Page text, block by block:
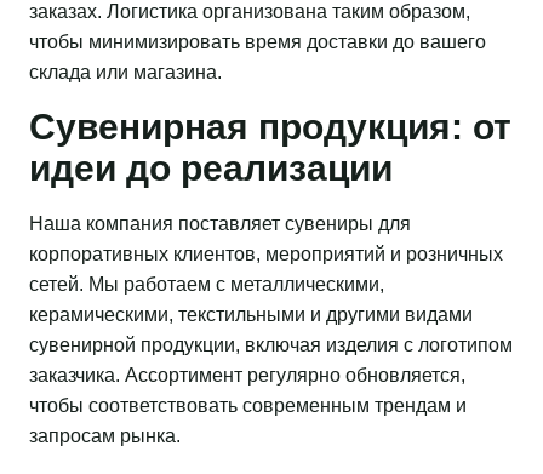
заказах. Логистика организована таким образом,
чтобы минимизировать время доставки до вашего
склада или магазина.
Сувенирная продукция: от
идеи до реализации
Наша компания поставляет сувениры для
корпоративных клиентов, мероприятий и розничных
сетей. Мы работаем с металлическими,
керамическими, текстильными и другими видами
сувенирной продукции, включая изделия с логотипом
заказчика. Ассортимент регулярно обновляется,
чтобы соответствовать современным трендам и
запросам рынка.